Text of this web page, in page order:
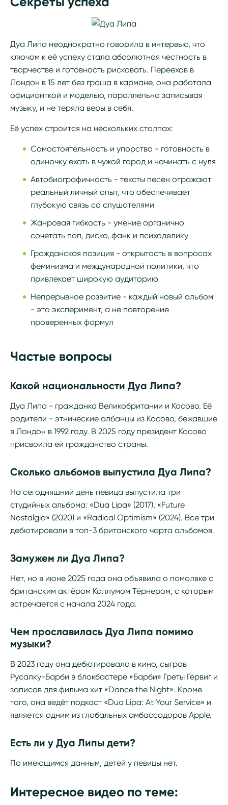
Дуа Липа неоднократно говорила в интервью, что
ключом к её успеху стала абсолютная честность в
творчестве и готовность рисковать. Переехав в
Лондон в 15 лет без гроша в кармане, она работала
официанткой и моделью, параллельно записывая
музыку, и не теряла веры в себя.
Её успех строится на нескольких столпах:
Самостоятельность и упорство - готовность в
одиночку ехать в чужой город и начинать с нуля
Автобиографичность - тексты песен отражают
реальный личный опыт, что обеспечивает
глубокую связь со слушателями
Жанровая гибкость - умение органично
сочетать поп, диско, фанк и психоделику
Гражданская позиция - открытость в вопросах
феминизма и международной политики, что
привлекает широкую аудиторию
Непрерывное развитие - каждый новый альбом
- это эксперимент, а не повторение
проверенных формул
Частые вопросы
Какой национальности Дуа Липа?
Дуа Липа - гражданка Великобритании и Косово. Её
родители - этнические албанцы из Косово, бежавшие
в Лондон в 1992 году. В 2025 году президент Косово
присвоила ей гражданство страны.
Сколько альбомов выпустила Дуа Липа?
На сегодняшний день певица выпустила три
студийных альбома: «Dua Lipa» (2017), «Future
Nostalgia» (2020) и «Radical Optimism» (2024). Все три
дебютировали в топ-3 британского чарта альбомов.
Замужем ли Дуа Липа?
Нет, но в июне 2025 года она объявила о помолвке с
британским актёром Каллумом Тёрнером, с которым
встречается с начала 2024 года.
Чем прославилась Дуа Липа помимо
музыки?
В 2023 году она дебютировала в кино, сыграв
Русалку-Барби в блокбастере «Барби» Греты Гервиг и
записав для фильма хит «Dance the Night». Кроме
того, она ведёт подкаст «Dua Lipa: At Your Service» и
является одним из глобальных амбассадоров Apple.
Есть ли у Дуа Липы дети?
По имеющимся данным, детей у певицы нет.
Интересное видео по теме: